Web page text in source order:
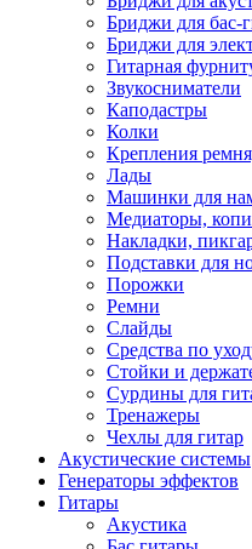
Бриджи для бас-
Бриджи для
Гитарная
Звукосниматели
Каподастры
Колки
Крепления
Лады
Машинки для
Медиаторы,
Накладки,
Подставки для
Порожки
Ремни
Слайды
Средства по
Стойки и
Сурдины для
Тренажеры
Чехлы для гитар
Акустические системы
Генераторы эффектов
Гитары
Акустика